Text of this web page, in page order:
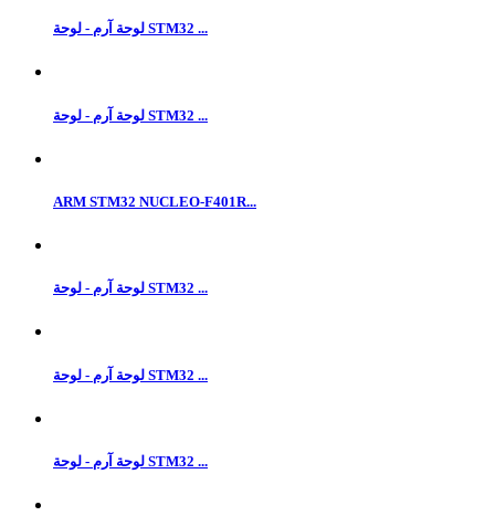
لوحة آرم - لوحة STM32 ...
لوحة آرم - لوحة STM32 ...
ARM STM32 NUCLEO-F401R...
لوحة آرم - لوحة STM32 ...
لوحة آرم - لوحة STM32 ...
لوحة آرم - لوحة STM32 ...